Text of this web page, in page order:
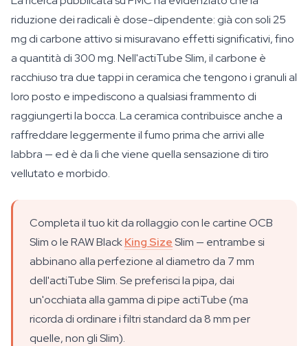
riduzione dei radicali è dose-dipendente: già con soli 25
mg di carbone attivo si misuravano effetti significativi, fino
a quantità di 300 mg. Nell'actiTube Slim, il carbone è
racchiuso tra due tappi in ceramica che tengono i granuli al
loro posto e impediscono a qualsiasi frammento di
raggiungerti la bocca. La ceramica contribuisce anche a
raffreddare leggermente il fumo prima che arrivi alle
labbra — ed è da lì che viene quella sensazione di tiro
vellutato e morbido.
Completa il tuo kit da rollaggio con le cartine OCB
Slim o le RAW BlackKing SizeSlim — entrambe si
abbinano alla perfezione al diametro da 7 mm
dell'actiTube Slim. Se preferisci la pipa, dai
un'occhiata alla gamma di pipe actiTube (ma
ricorda di ordinare i filtri standard da 8 mm per
quelle, non gli Slim).